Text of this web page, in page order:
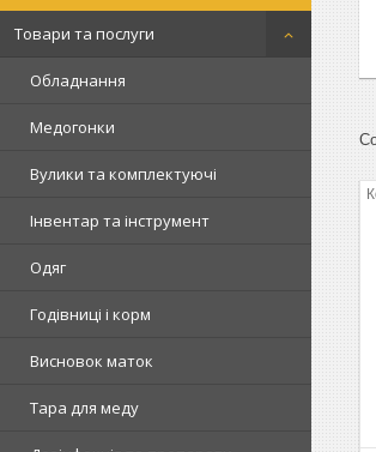
Товари та послуги
Обладнання
Медогонки
Вулики та комплектуючі
Інвентар та інструмент
Одяг
Годівниці і корм
Висновок маток
Тара для меду